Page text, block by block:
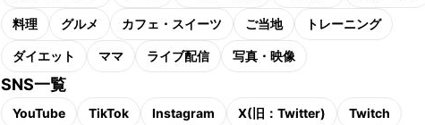
料理 グルメ カフェ・スイーツ ご当地 トレーニング
ダイエット ママ ライブ配信 写真・映像
SNS一覧
YouTube TikTok Instagram X(旧：Twitter) Twitch